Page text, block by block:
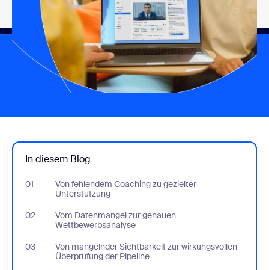
In diesem Blog
01
Von fehlendem Coaching zu gezielter
Unterstützung
- Jumplink to Von fehlendem Coaching zu gezielter
02
Vom Datenmangel zur genauen
Wettbewerbsanalyse
- Jumplink to Vom Datenmangel zur genauen
03
Von mangelnder Sichtbarkeit zur wirkungsvollen
Überprüfung der Pipeline
- Jumplink to Von mangelnder Sichtbarkeit zur wirkungsvollen